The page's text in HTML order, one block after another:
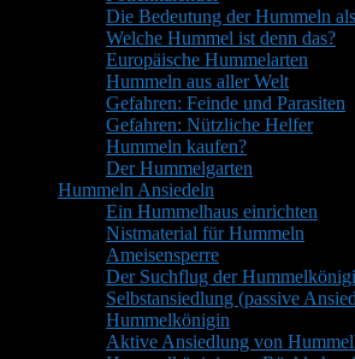
Die Bedeutung der Hummeln
Welche Hummel ist denn das?
Europäische Hummelarten
Hummeln aus aller Welt
Gefahren: Feinde und Parasiten
Gefahren: Nützliche Helfer
Hummeln kaufen?
Der Hummelgarten
Hummeln Ansiedeln
Ein Hummelhaus einrichten
Nistmaterial für Hummeln
Ameisensperre
Der Suchflug der
Selbstansiedlung (passive
Hummelkönigin
Aktive Ansiedlung von